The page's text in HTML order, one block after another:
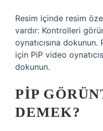
Resim içinde resim
vardır: Kontrolleri
oynatıcısına dokunun.
için PiP video
dokunun.
PIP
DEMEK?